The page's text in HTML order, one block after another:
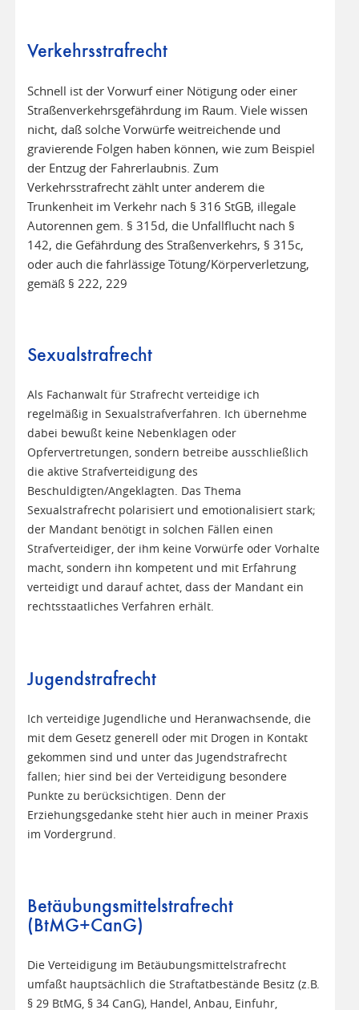
Verkehrsstrafrecht
Schnell ist der Vorwurf einer Nötigung oder einer
Straßenverkehrsgefährdung im Raum. Viele wissen
nicht, daß solche Vorwürfe weitreichende und
gravierende Folgen haben können, wie zum Beispiel
der Entzug der Fahrerlaubnis. Zum
Verkehrsstrafrecht zählt unter anderem die
Trunkenheit im Verkehr nach § 316 StGB, illegale
Autorennen gem. § 315d, die Unfallflucht nach §
142, die Gefährdung des Straßenverkehrs, § 315c,
oder auch die fahrlässige Tötung/Körperverletzung,
gemäß § 222, 229
Sexualstrafrecht
Als Fachanwalt für Strafrecht verteidige ich
regelmäßig in Sexualstrafverfahren. Ich übernehme
dabei bewußt keine Nebenklagen oder
Opfervertretungen, sondern betreibe ausschließlich
die aktive Strafverteidigung des
Beschuldigten/Angeklagten. Das Thema
Sexualstrafrecht polarisiert und emotionalisiert stark;
der Mandant benötigt in solchen Fällen einen
Strafverteidiger, der ihm keine Vorwürfe oder Vorhalte
macht, sondern ihn kompetent und mit Erfahrung
verteidigt und darauf achtet, dass der Mandant ein
rechtsstaatliches Verfahren erhält.
Jugendstrafrecht
Ich verteidige Jugendliche und Heranwachsende, die
mit dem Gesetz generell oder mit Drogen in Kontakt
gekommen sind und unter das Jugendstrafrecht
fallen; hier sind bei der Verteidigung besondere
Punkte zu berücksichtigen. Denn der
Erziehungsgedanke steht hier auch in meiner Praxis
im Vordergrund.
Betäubungsmittelstrafrecht
(BtMG+CanG)
Die Verteidigung im Betäubungsmittelstrafrecht
umfaßt hauptsächlich die Straftatbestände Besitz (z.B.
§ 29 BtMG, § 34 CanG), Handel, Anbau, Einfuhr,